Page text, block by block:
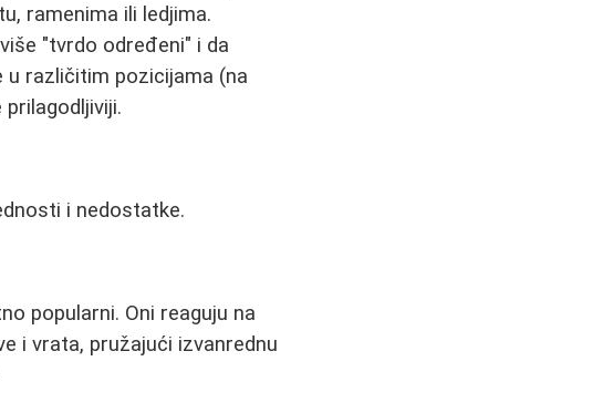
ramenima ili ledjima.
"tvrdo određeni" i da
u različitim pozicijama (na
i nedostatke.
popularni. Oni reaguju na
i vrata, pružajući izvanrednu